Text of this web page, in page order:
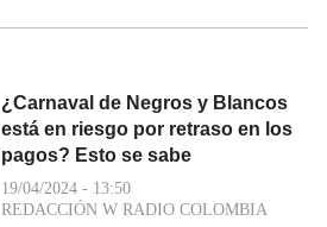
¿Carnaval de Negros y Blancos
está en riesgo por retraso en los
pagos? Esto se sabe
19/04/2024 - 13:50
REDACCIÓN W RADIO COLOMBIA